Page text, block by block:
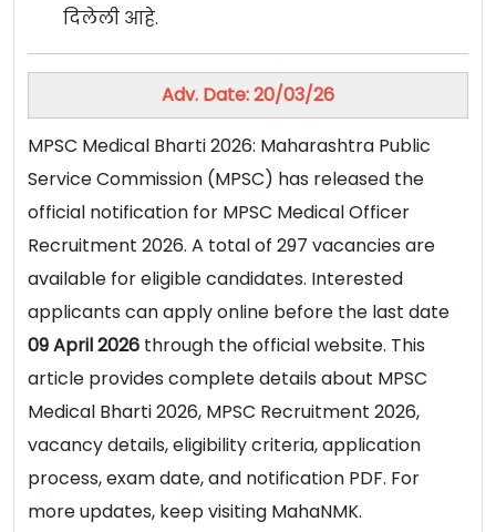
दिलेली आहे.
Adv. Date: 20/03/26
MPSC Medical Bharti 2026: Maharashtra Public
Service Commission (MPSC) has released the
official notification for MPSC Medical Officer
Recruitment 2026. A total of 297 vacancies are
available for eligible candidates. Interested
applicants can apply online before the last date
09 April 2026 through the official website. This
article provides complete details about MPSC
Medical Bharti 2026, MPSC Recruitment 2026,
vacancy details, eligibility criteria, application
process, exam date, and notification PDF. For
more updates, keep visiting MahaNMK.